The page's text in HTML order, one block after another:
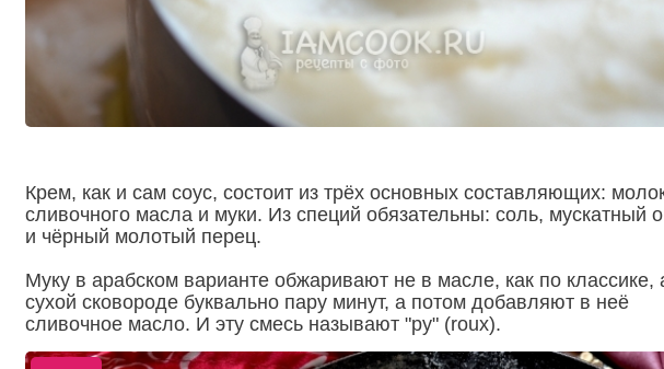
Крем, как и сам соус, состоит из трёх основных составляющих:
сливочного масла и муки. Из специй обязательны: соль, мускатный
и чёрный молотый перец.
Муку в арабском варианте обжаривают не в масле, как по классике,
сухой сковороде буквально пару минут, а потом добавляют в неё
сливочное масло. И эту смесь называют "ру" (roux).